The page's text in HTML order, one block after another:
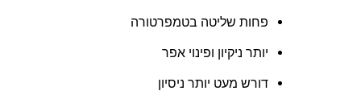
פחות שליטה בטמפרטורה
יותר ניקיון ופינוי אפר
דורש מעט יותר ניסיון